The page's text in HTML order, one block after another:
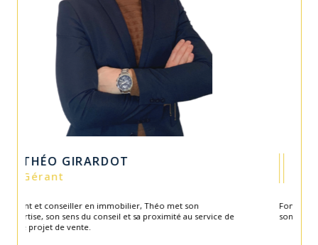
GUILLAUME CARITEY
Fondateur de l'agence en 2003, Guillaume apporte toute
son expérience et savoir-faire au service de l'équipe.